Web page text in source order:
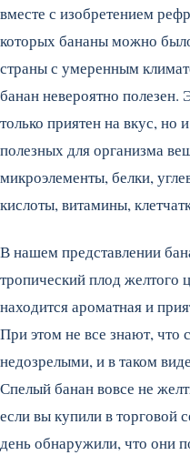
вместе с изобретением
которых бананы можно
страны с умеренным
банан невероятно полезен.
только приятен на вкус, но
полезных для организма
микроэлементы, белки,
кислоты, витамины,
В нашем представлении
тропический плод желтого
находится ароматная и
При этом не все знают, что
недозрелыми, и в таком
Спелый банан вовсе не
если вы купили в торговой
день обнаружили, что они